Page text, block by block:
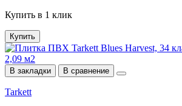
Купить в 1 клик
Купить
В закладки В сравнение
Tarkett